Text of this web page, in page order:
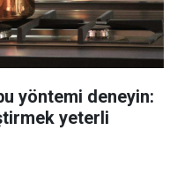
yöntemi deneyin:
yeterli